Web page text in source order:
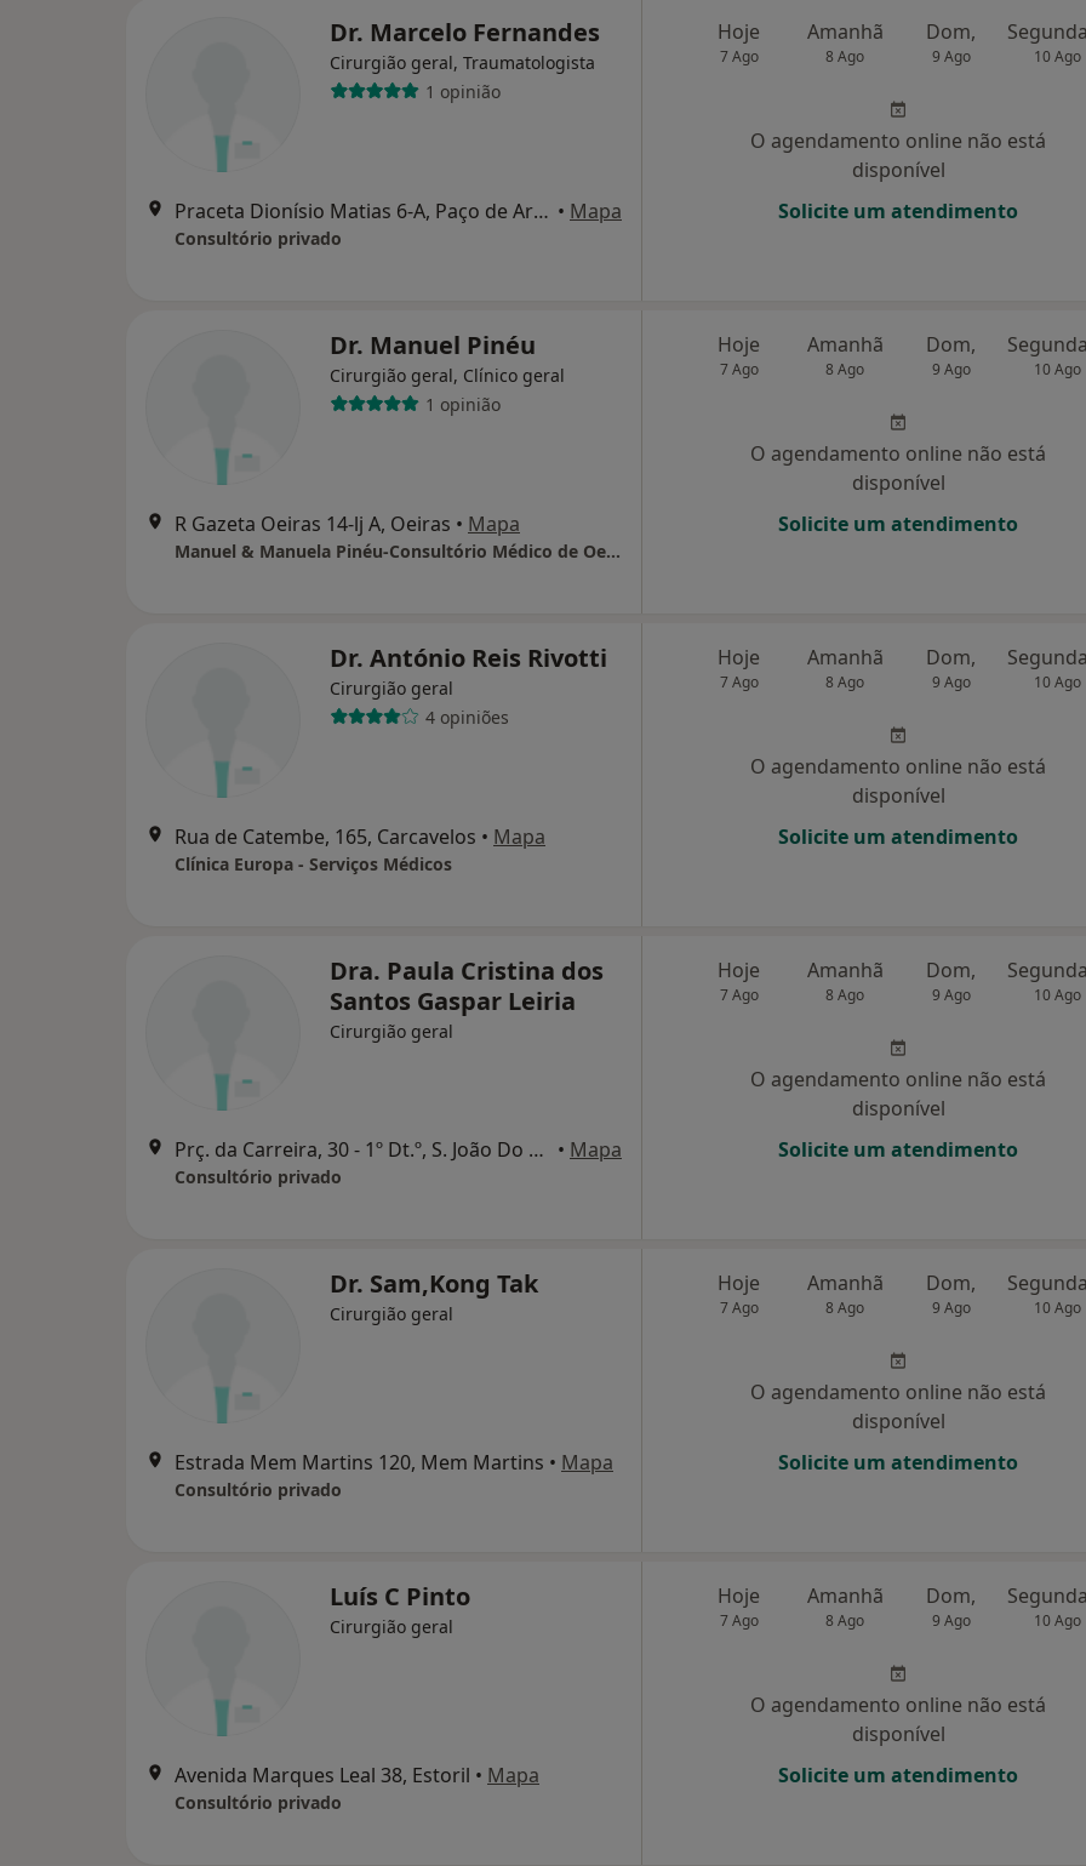
Dr. Marcelo Fernandes
Cirurgião geral, Traumatologista
1 opinião
Praceta Dionísio Matias 6-A, Paço de Arcos • Mapa
Consultório privado
Hoje
7 Ago
Amanhã
8 Ago
Dom,
9 Ago 10 Ago
O agendamento online não está
disponível
Solicite um atendimento
Dr. Manuel Pinéu
Cirurgião geral, Clínico geral
1 opinião
R Gazeta Oeiras 14-lj A, Oeiras • Mapa
Manuel & Manuela Pinéu-Consultório Médico de Oeiras
Hoje
7 Ago
Amanhã
8 Ago
Dom,
9 Ago 10 Ago
O agendamento online não está
disponível
Solicite um atendimento
Dr. António Reis Rivotti
Cirurgião geral
4 opiniões
Rua de Catembe, 165, Carcavelos • Mapa
Clínica Europa - Serviços Médicos
Hoje
7 Ago
Amanhã
8 Ago
Dom,
9 Ago 10 Ago
O agendamento online não está
disponível
Solicite um atendimento
Dra. Paula Cristina dos
Santos Gaspar Leiria
Cirurgião geral
Prç. da Carreira, 30 - 1º Dt.º, S. João Do Estoril • Mapa
Consultório privado
Hoje
7 Ago
Amanhã
8 Ago
Dom,
9 Ago 10 Ago
O agendamento online não está
disponível
Solicite um atendimento
Dr. Sam,Kong Tak
Cirurgião geral
Estrada Mem Martins 120, Mem Martins • Mapa
Consultório privado
Hoje
7 Ago
Amanhã
8 Ago
Dom,
9 Ago 10 Ago
O agendamento online não está
disponível
Solicite um atendimento
Luís C Pinto
Cirurgião geral
Avenida Marques Leal 38, Estoril • Mapa
Consultório privado
Hoje
7 Ago
Amanhã
8 Ago
Dom,
9 Ago 10 Ago
O agendamento online não está
disponível
Solicite um atendimento